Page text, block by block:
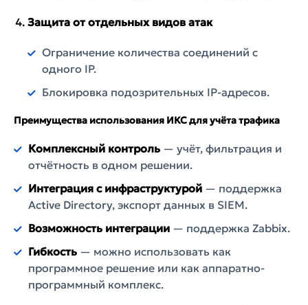
Защита от отдельных видов атак
Ограничение количества соединений с
одного IP.
Блокировка подозрительных IP-адресов.
Преимущества использования ИКС для учёта трафика
Комплексный контроль— учёт, фильтрация и
отчётность в одном решении.
Интеграция с инфраструктурой— поддержка
Active Directory, экспорт данных в SIEM.
Возможность интеграции— поддержка Zabbix.
Гибкость— можно использовать как
программное решение или как аппаратно-
программный комплекс.